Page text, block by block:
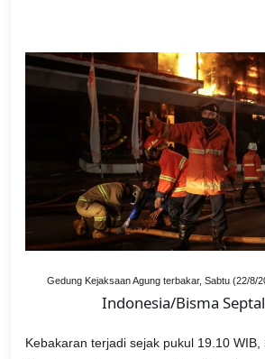
Gedung Kejaksaan Agung terbakar, Sabtu (22/8/
Indonesia/Bisma
Kebakaran terjadi sejak pukul 19.10